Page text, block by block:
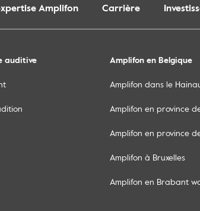
Amplifon Carrière
auditive
Amplifon en Belgique
Amplifon dans le
Amplifon en province
Amplifon en province
Amplifon à Bruxelles
Amplifon en Brabant